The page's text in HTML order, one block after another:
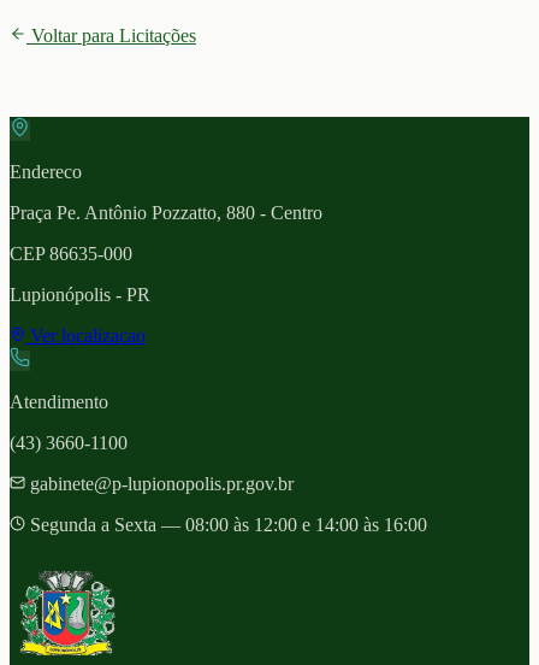
Voltar para Licitações
Endereco
Praça Pe. Antônio Pozzatto, 880 - Centro
CEP86635-000
Lupionópolis - PR
Ver localizacao
Atendimento
(43) 3660-1100
gabinete@p-lupionopolis.pr.gov.br
Segunda a Sexta — 08:00 às 12:00 e 14:00 às 16:00